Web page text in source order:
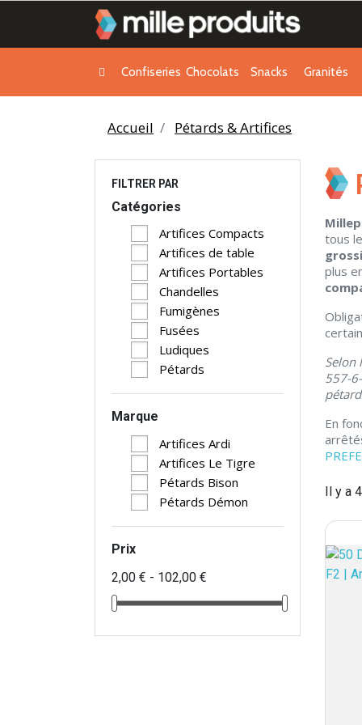
Confiseries Chocolats Snacks Granités
Accueil Pétards & Artifices
FILTRER PAR
Catégories
Artifices Compacts
Artifices de table
Artifices Portables
Chandelles
Fumigènes
Fusées
Ludiques
Pétards
Marque
Artifices Ardi
Artifices Le Tigre
Pétards Bison
Pétards Démon
Prix
2,00 € - 102,00 €
tous
plus
Selon
557-
En
Il y a